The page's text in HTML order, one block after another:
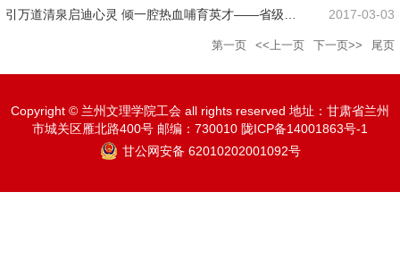
部“四个一批...
引万道清泉启迪心灵 倾一腔热血哺育英才——省级教 2017-03-03
第一页 <<上一页 下一页>> 尾页
Copyright © 兰州文理学院工会 all rights reserved 地址：甘肃省兰州
市城关区雁北路400号 邮编：730010 陇ICP备14001863号-1
甘公网安备 62010202001092号